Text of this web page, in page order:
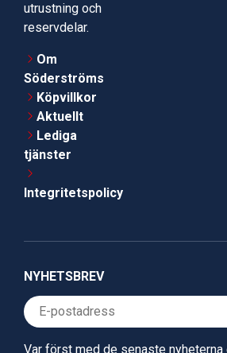
utrustning och
reservdelar.
Om
Söderströms
Köpvillkor
Aktuellt
Lediga
tjänster
Integritetspolicy
NYHETSBREV
Var först med de senaste nyheterna